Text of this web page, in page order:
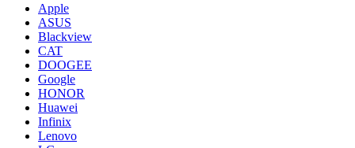
Apple
ASUS
Blackview
CAT
DOOGEE
Google
HONOR
Huawei
Infinix
Lenovo